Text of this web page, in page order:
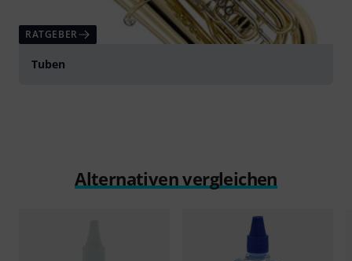
RATGEBER
Tuben
Alternativen vergleichen